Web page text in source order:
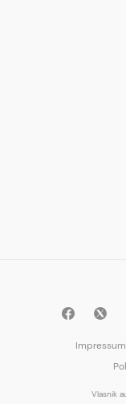
Impressum
Vlasnik